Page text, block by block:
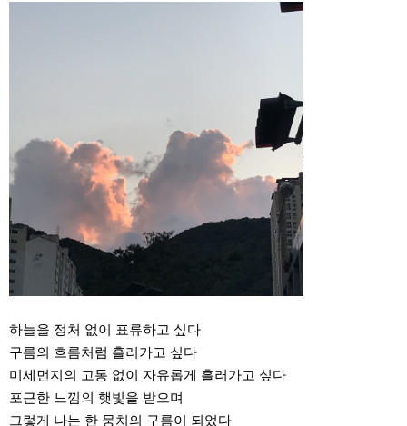
하늘을 정처 없이 표류하고 싶다
구름의 흐름처럼 흘러가고 싶다
미세먼지의 고통 없이 자유롭게 흘러가고 싶다
포근한 느낌의 햇빛을 받으며
그렇게 나는 한 뭉치의 구름이 되었다